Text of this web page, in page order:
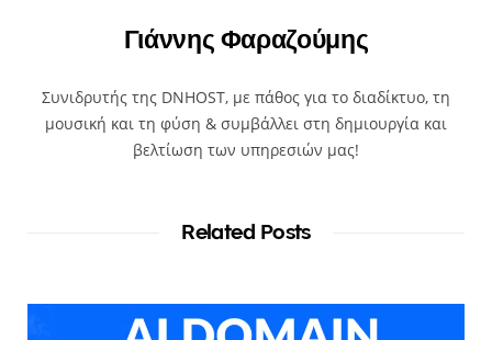
Γιάννης Φαραζούμης
Συνιδρυτής της DNHOST, με πάθος για το διαδίκτυο, τη
μουσική και τη φύση & συμβάλλει στη δημιουργία και
βελτίωση των υπηρεσιών μας!
Related Posts